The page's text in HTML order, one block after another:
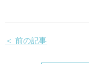
＜ 前の記事